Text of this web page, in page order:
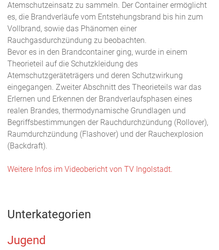
Atemschutzeinsatz zu sammeln. Der Container ermöglicht
es, die Brandverläufe vom Entstehungsbrand bis hin zum
Vollbrand, sowie das Phänomen einer
Rauchgasdurchzündung zu beobachten.
Bevor es in den Brandcontainer ging, wurde in einem
Theorieteil auf die Schutzkleidung des
Atemschutzgeräteträgers und deren Schutzwirkung
eingegangen. Zweiter Abschnitt des Theorieteils war das
Erlernen und Erkennen der Brandverlaufsphasen eines
realen Brandes, thermodynamische Grundlagen und
Begriffsbestimmungen der Rauchdurchzündung (Rollover),
Raumdurchzündung (Flashover) und der Rauchexplosion
(Backdraft).
Weitere Infos im Videobericht von TV Ingolstadt.
Unterkategorien
Jugend